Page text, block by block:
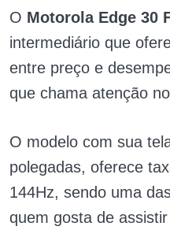
O Motorola Edge 30
intermediário que
entre preço e
que chama atenção
O modelo com sua
polegadas, oferece
144Hz, sendo uma
quem gosta de